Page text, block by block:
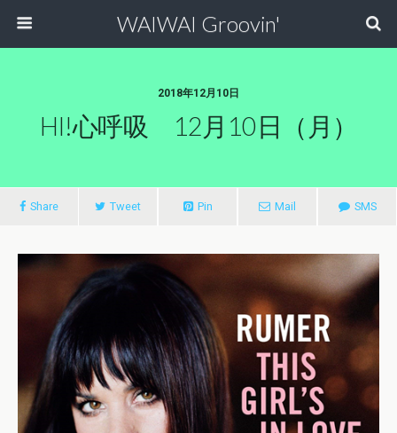
WAIWAI Groovin'
2018年12月10日
HI!心呼吸 12月10日（月）
Share Tweet Pin Mail SMS